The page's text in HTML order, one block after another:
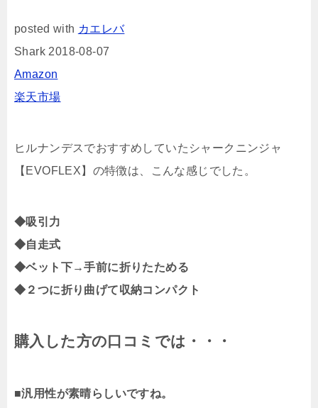
posted with カエレバ
Shark 2018-08-07
Amazon
楽天市場
ヒルナンデスでおすすめしていたシャークニンジャ
【EVOFLEX】の特徴は、こんな感じでした。
◆吸引力
◆自走式
◆ベット下→手前に折りたためる
◆２つに折り曲げて収納コンパクト
購入した方の口コミでは・・・
■汎用性が素晴らしいですね。